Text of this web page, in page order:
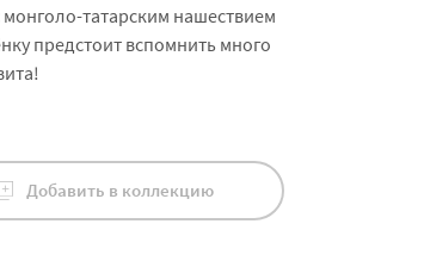
татарским нашествием
предстоит вспомнить много
Добавить в коллекцию